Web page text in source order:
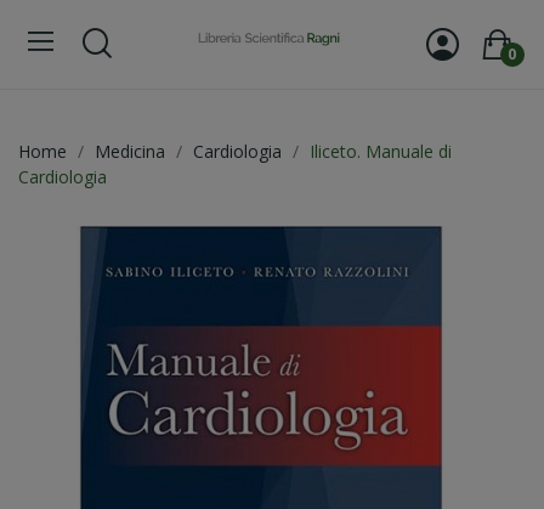
0
Home Medicina Cardiologia
Iliceto. Manuale di
Cardiologia